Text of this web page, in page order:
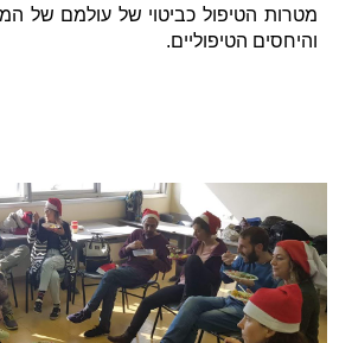
מטרות הטיפול כביטוי של עולמם של
והיחסים הטיפוליים.